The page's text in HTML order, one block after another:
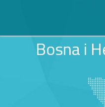
Bosna i